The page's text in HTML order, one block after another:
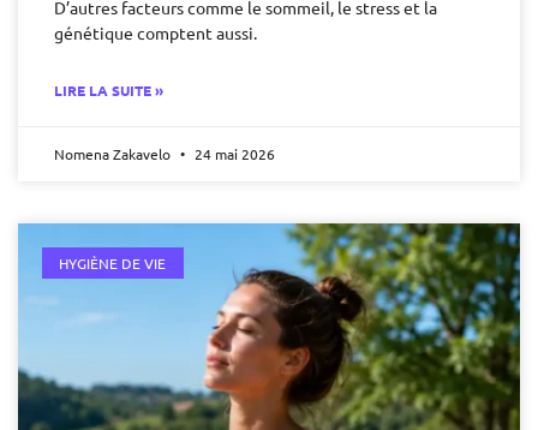
D’autres facteurs comme le sommeil, le stress et la
génétique comptent aussi.
LIRE LA SUITE »
Nomena Zakavelo 24 mai 2026
HYGIÈNE DE VIE